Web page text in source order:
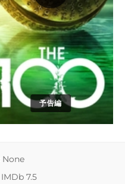
予告編
None
IMDb 7.5